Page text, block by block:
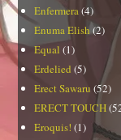
Enfermera(4)
Enuma Elish (2)
Equal (1)
Erdelied (5)
Erect Sawaru (52)
ERECT TOUCH
Eroquis! (1)